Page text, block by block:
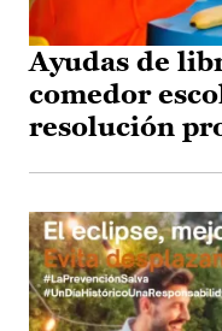
Ayudas de
comedor
resolución